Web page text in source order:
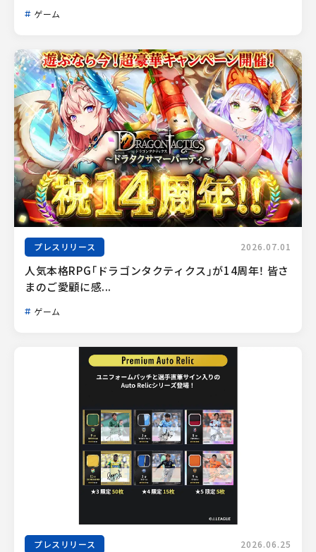
ゲーム
プレスリリース 2026.07.01
人気本格RPG「ドラゴンタクティクス」が14周年！ 皆さ
まのご愛顧に感...
ゲーム
プレスリリース 2026.06.25